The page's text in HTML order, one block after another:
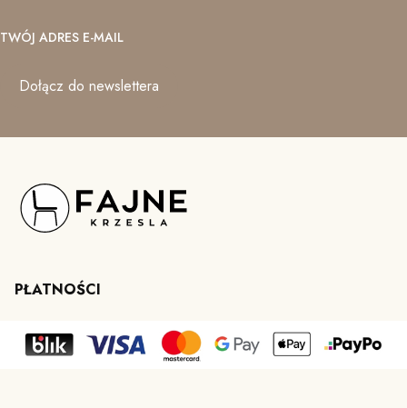
TWÓJ ADRES E-MAIL
Dołącz do newslettera
PŁATNOŚCI